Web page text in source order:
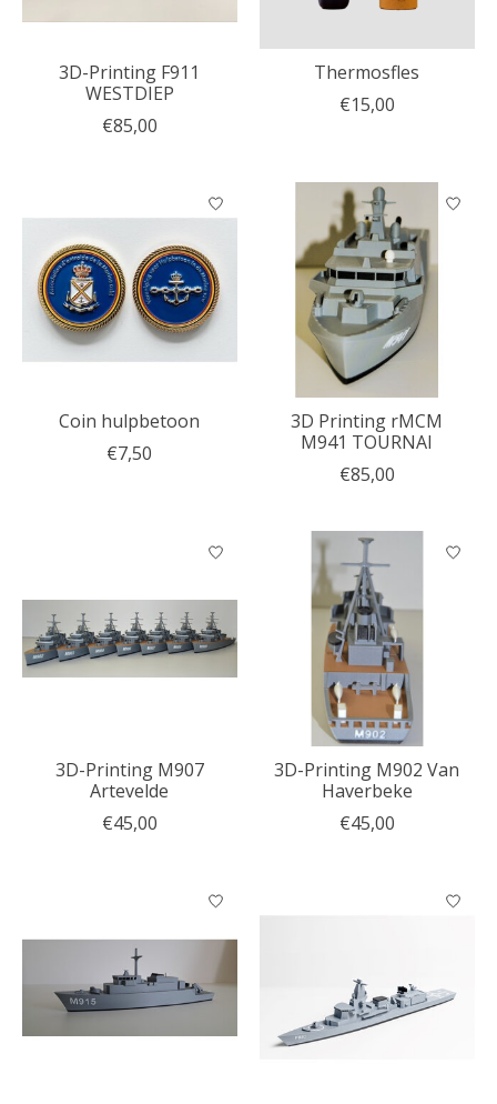
3D-Printing F911
WESTDIEP
€85,00
Thermosfles
€15,00
Coin hulpbetoon
€7,50
3D Printing rMCM
M941 TOURNAI
€85,00
3D-Printing M907
Artevelde
€45,00
3D-Printing M902 Van
Haverbeke
€45,00